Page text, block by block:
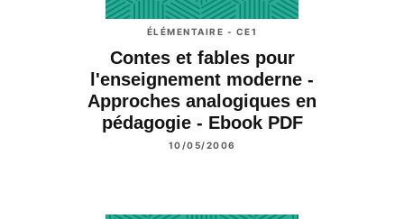
ÉLÉMENTAIRE - CE1
Contes et fables pour
l'enseignement moderne -
Approches analogiques en
pédagogie - Ebook PDF
10/05/2006